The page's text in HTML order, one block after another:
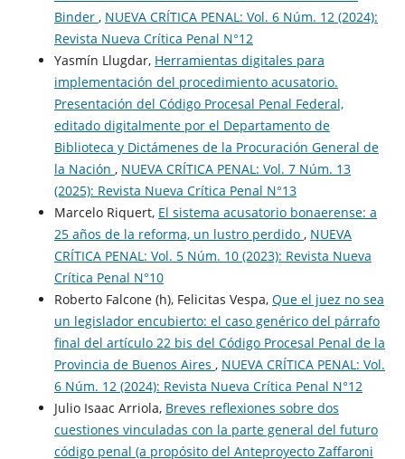
Binder , NUEVA CRÍTICA PENAL: Vol. 6 Núm. 12 (2024):
Revista Nueva Crí­tica Penal N°12
Yasmín Llugdar, Herramientas digitales para
implementación del procedimiento acusatorio.
Presentación del Código Procesal Penal Federal,
editado digitalmente por el Departamento de
Biblioteca y Dictámenes de la Procuración General de
la Nación , NUEVA CRÍTICA PENAL: Vol. 7 Núm. 13
(2025): Revista Nueva Crí­tica Penal N°13
Marcelo Riquert, El sistema acusatorio bonaerense: a
25 años de la reforma, un lustro perdido , NUEVA
CRÍTICA PENAL: Vol. 5 Núm. 10 (2023): Revista Nueva
Crí­tica Penal N°10
Roberto Falcone (h), Felicitas Vespa, Que el juez no sea
un legislador encubierto: el caso genérico del párrafo
final del artículo 22 bis del Código Procesal Penal de la
Provincia de Buenos Aires , NUEVA CRÍTICA PENAL: Vol.
6 Núm. 12 (2024): Revista Nueva Crí­tica Penal N°12
Julio Isaac Arriola, Breves reflexiones sobre dos
cuestiones vinculadas con la parte general del futuro
código penal (a propósito del Anteproyecto Zaffaroni